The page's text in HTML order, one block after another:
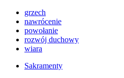
grzech
nawrócenie
powołanie
rozwój duchowy
wiara
Sakramenty